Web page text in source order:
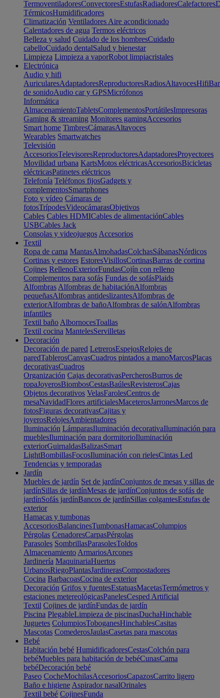
TermoventiladoresConvectoresEstufasRadiadoresCalefactores
TérmicosHumidificadores
Climatización Ventiladores Aire acondicionado
Calentadores de agua Termos eléctricos
Belleza y salud Cuidado de los hombresCuidado
cabelloCuidado dentalSalud y bienestar
Limpieza Limpieza a vaporRobot limpiacristales
Electrónica
Audio y hifi
AuricularesAdaptadoresReproductoresRadiosAltavocesHifi
de sonidoAudio car y GPSMicrófonos
Informática
AlmacenamientoTabletsComplementosPortátilesImpresoras
Gaming & streaming Monitores gamingAccesorios
Smart home TimbresCámarasAltavoces
Wearables Smartwatches
Televisión
AccesoriosTelevisoresReproductoresAdaptadoresProyectores
Movilidad urbana KartsMotos eléctricasAccesoriosBicicletas
eléctricasPatinetes eléctricos
Telefonía Teléfonos fijosGadgets y
complementosSmartphones
Foto y vídeo Cámaras de
fotosTrípodesVideocámarasObjetivos
Cables Cables HDMICables de alimentaciónCables
USBCables Jack
Consolas y videojuegos Accesorios
Textil
Ropa de cama MantasAlmohadasColchasSábanasNórdicos
Cortinas y estores EstoresVisillosCortinasBarras de cortina
Cojines RellenoExteriorFundasCojín con relleno
Complementos para sofás Fundas de sofásPlaids
Alfombras Alfombras de habitaciónAlfombras
pequeñasAlfombras antideslizantesAlfombras de
exteriorAlfombras de bañoAlfombras de salónAlfombras
infantiles
Textil baño AlbornocesToallas
Textil cocina MantelesServilletas
Decoración
Decoración de pared LetrerosEspejosRelojes de
paredTablerosCanvasCuadros pintados a manoMarcosPlacas
decorativasCuadros
Organización Cajas decorativasPercherosBurros de
ropaJoyerosBiombosCestasBaúlesRevisterosCajas
Objetos decorativos VelasFarolesCentros de
mesaNavidadFlores artificialesMaceterosJarronesMarcos de
fotosFiguras decorativasCajitas y
joyerosRelojesAmbientadores
Iluminación LámparasIluminación decorativaIluminación para
mueblesIluminación para dormitorioIluminación
exteriorGuirnaldasBalizasSmart
LightBombillasFocosIluminación con rielesCintas Led
Tendencias y temporadas
Jardín
Muebles de jardín Set de jardínConjuntos de mesas y sillas de
jardínSillas de jardínMesas de jardínConjuntos de sofás de
jardínSofás jardínBancos de jardínSillas colgantesEstufas de
exterior
Hamacas y tumbonas
AccesoriosBalancinesTumbonasHamacasColumpios
Pérgolas CenadoresCarpasPérgolas
Parasoles SombrillasParasolesToldos
Almacenamiento ArmariosArcones
Jardinería MaquinariaHuertos
UrbanosRiegoPlantasJardinerasCompostadores
Cocina BarbacoasCocina de exterior
Decoración Grifos y fuentesEstatuasMacetasTermómetros y
estaciones metereológicasPanelesCesped Artificial
Textil Cojines de jardínFundas de jardín
Piscina PlegableLimpieza de piscinasDuchaHinchable
Juguetes ColumpiosToboganesHinchablesCasitas
Mascotas ComederosJaulasCasetas para mascotas
Bebé
Habitación bebé HumidificadoresCestasColchón para
bebéMuebles para habitación de bebéCunasCama
bebéDecoración bebé
Paseo CocheMochilasAccesoriosCapazosCarrito ligero
Baño e higiene Aspirador nasalOrinales
Textil bebé CojinesFunda